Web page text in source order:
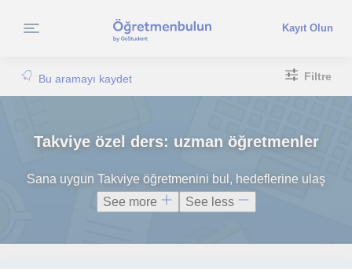
Kayıt Olun
Bu aramayı kaydet Filtre
Takviye özel ders: uzman öğretmenler
Sana uygun Takviye öğretmenini bul, hedeflerine ulaş
See more
See less